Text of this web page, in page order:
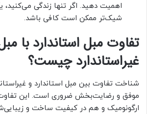
اهمیت دهید. اگر تنها زندگی
شیک‌تر ممکن است کافی باشد.
تفاوت مبل استاندارد با
غیراستاندارد چیست؟
شناخت تفاوت بین مبل استاندارد و
موفق و رضایت‌بخش ضروری است. این
ارگونومیک و هم در کیفیت ساخت و